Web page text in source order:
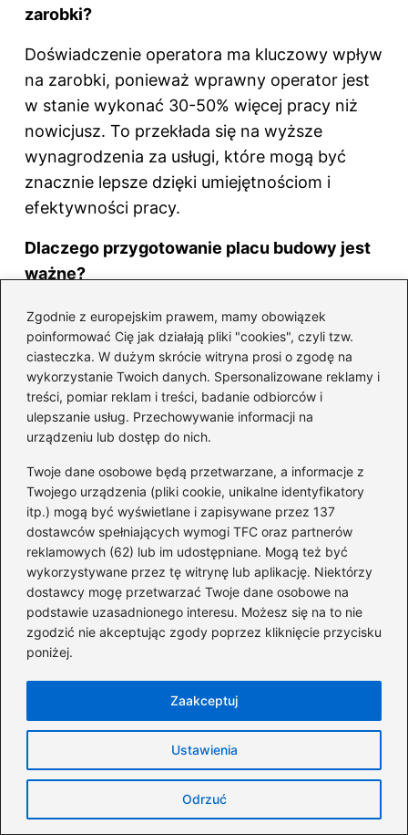
Zgodnie z europejskim prawem, mamy obowiązek
poinformować Cię jak działają pliki "cookies", czyli tzw.
ciasteczka. W dużym skrócie witryna prosi o zgodę na
wykorzystanie Twoich danych. Spersonalizowane reklamy i
treści, pomiar reklam i treści, badanie odbiorców i
ulepszanie usług. Przechowywanie informacji na
urządzeniu lub dostęp do nich.
Twoje dane osobowe będą przetwarzane, a informacje z
Twojego urządzenia (pliki cookie, unikalne identyfikatory
itp.) mogą być wyświetlane i zapisywane przez 137
dostawców spełniających wymogi TFC oraz partnerów
reklamowych (62) lub im udostępniane. Mogą też być
wykorzystywane przez tę witrynę lub aplikację. Niektórzy
dostawcy mogę przetwarzać Twoje dane osobowe na
podstawie uzasadnionego interesu. Możesz się na to nie
zgodzić nie akceptując zgody poprzez kliknięcie przycisku
poniżej.
Ustawienia
Odrzuć
Zaakceptuj
zarobki?
Doświadczenie operatora ma kluczowy wpływ
na zarobki, ponieważ wprawny operator jest
w stanie wykonać 30-50% więcej pracy niż
nowicjusz. To przekłada się na wyższe
wynagrodzenia za usługi, które mogą być
znacznie lepsze dzięki umiejętnościom i
efektywności pracy.
Dlaczego przygotowanie placu budowy jest
ważne?
Odpowiednie przygotowanie placu budowy
jest niezwykle istotne, ponieważ pozwala na
uniknięcie przeszkód, takich jak zarośnięte
miejsca czy inne elementy, które mogą
utrudniać pracę. Im lepiej teren jest
przygotowany, tym efektywniej i szybciej
można wykonać roboty.
Jakie są typowe koszty wynajmu
minikoparki?
Koszt wynajmu minikoparki zazwyczaj wynosi
od 100 do 200 zł za godzinę pracy z
operatorem. Cena ta może się różnić w
zależności od regionu oraz specyfiki maszyny,
Co wpływa na stan techniczny minikoparki?
Stan techniczny minikoparki wpływa na jej
wydajność. Regularna konserwacja,